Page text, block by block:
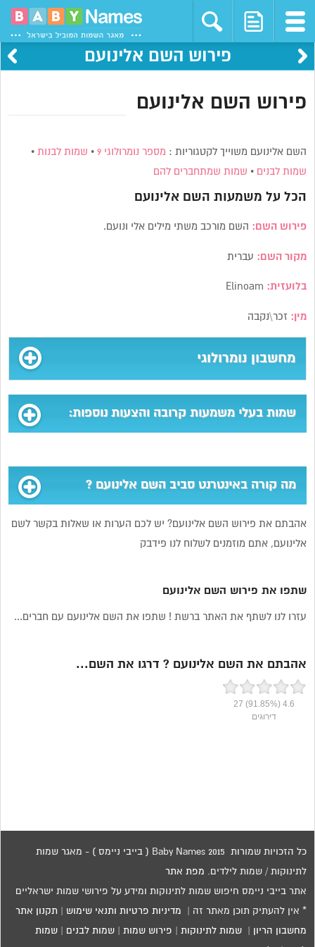
פירוש השם אלינועם
פירוש השם אלינועם
השם אלינועם משוייך לקטגוריות : מספר נומרולוגי 9 • שמות לבנות •
שמות לבנים • שמות שמתחברים להם
הכל על משמעות השם אלינועם
פירוש השם: השם מורכב משתי מילים אלי ונועם.
מקור השם: עברית
בלועזית:
מין: זכר\נקבה
מחשבון נומרולוגי
שמות בעלי משמעות קרובה והצעות נוספות:
מה קורה באינטרנט סביב השם אלינועם ?
אהבתם את פירוש השם אלינועם? יש לכם הערות או שאלות בקשר לשם
אלינועם, אתם מוזמנים לשלוח לנו פידבק
שתפו את פירוש השם אלינועם
עזרו לנו לשתף את האתר ברשת ! שתפו את השם אלינועם עם חברים...
אהבתם את השם אלינועם ? דרגו את השם...
4.6
(91.85%)
27
דירוגים
כל הזכויות שמורות 2015 Baby Names ( בייבי ניימס ) - מאגר שמות
לתינוקות / שמות לילדים. מפת אתר
אתר בייבי ניימס חיפוש שמות לתינוקות ומידע על פירושי שמות ישראליים
* אין להעתיק תוכן מאתר זה | מדיניות פרטיות ותנאי שימוש תקנון אתר
מחשבון הריון |שמות לתינוקות פירוש שמות |שמות לבנים |שמות